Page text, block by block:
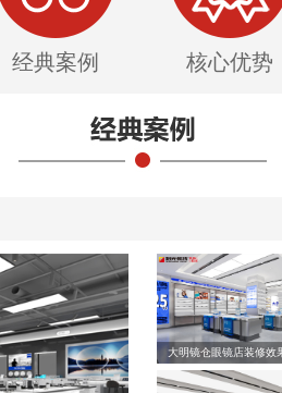
经典案例 核心优势
大明镜仓眼镜店装修效